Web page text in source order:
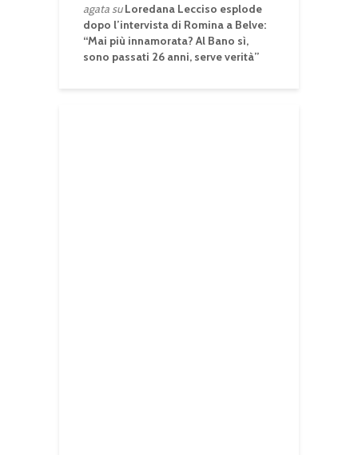
agatasuLoredana Lecciso esplode
dopo l’intervista di Romina a Belve:
“Mai più innamorata? Al Bano sì,
sono passati 26 anni, serve verità”